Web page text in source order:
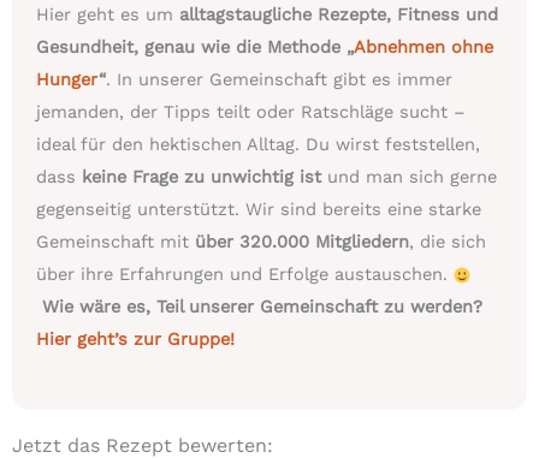
Hier geht es um alltagstaugliche Rezepte, Fitness und
Gesundheit, genau wie die Methode „Abnehmen ohne
Hunger“. In unserer Gemeinschaft gibt es immer
jemanden, der Tipps teilt oder Ratschläge sucht –
ideal für den hektischen Alltag. Du wirst feststellen,
dass keine Frage zu unwichtig istund man sich gerne
gegenseitig unterstützt. Wir sind bereits eine starke
Gemeinschaft mit über 320.000 Mitgliedern, die sich
über ihre Erfahrungen und Erfolge austauschen.
Wie wäre es, Teil unserer Gemeinschaft zu werden?
Hier geht’s zur Gruppe!
Jetzt das Rezept bewerten: